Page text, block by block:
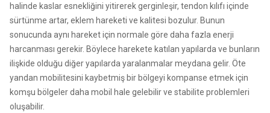
halinde kaslar esnekliğini yitirerek gerginleşir, tendon kılıfı içinde
sürtünme artar, eklem hareketi ve kalitesi bozulur. Bunun
sonucunda aynı hareket için normale göre daha fazla enerji
harcanması gerekir. Böylece harekete katılan yapılarda ve bunların
ilişkide olduğu diğer yapılarda yaralanmalar meydana gelir. Öte
yandan mobilitesini kaybetmiş bir bölgeyi kompanse etmek için
komşu bölgeler daha mobil hale gelebilir ve stabilite problemleri
oluşabilir.